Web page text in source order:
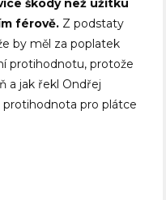
škody než užitku
férově. Z podstaty
by měl za poplatek
protihodnotu, protože
a jak řekl Ondřej
pro plátce